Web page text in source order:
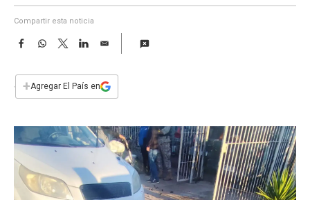
Compartir esta noticia
F
e
b
k
W
s
p
T
w
t
L
n
E
i
l
+Agregar El País en